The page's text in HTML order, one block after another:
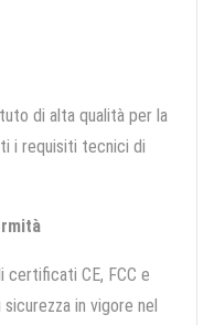
di alta qualità per la
i requisiti tecnici di
certificati CE, FCC e
in vigore nel